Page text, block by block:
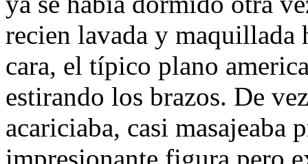
recien lavada y maquillada
cara, el típico plano
estirando los brazos. De
acariciaba, casi masajeaba